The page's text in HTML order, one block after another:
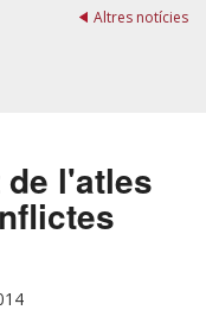
Altres notícies
de l'atles